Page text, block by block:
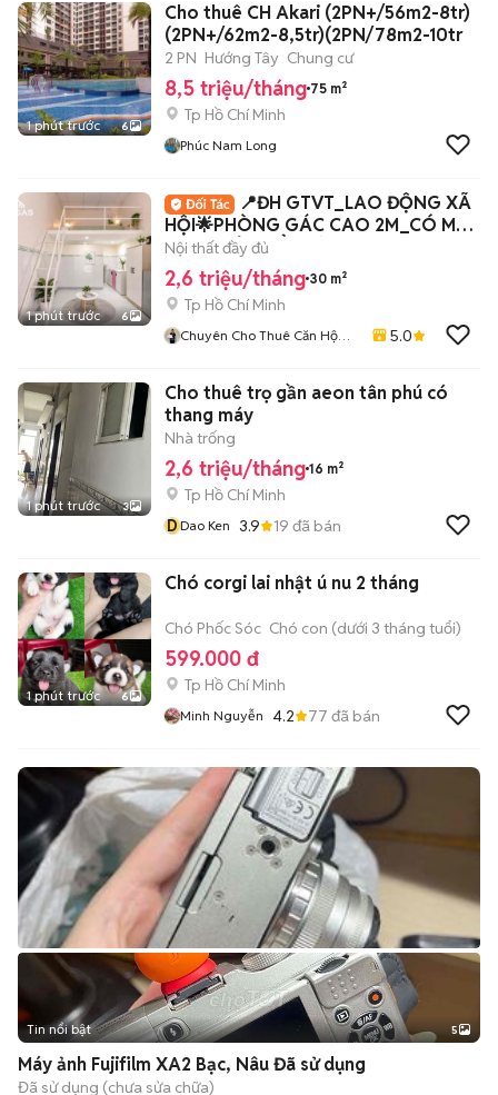
1 phút trước 6
Cho thuê CH Akari (2PN+/56m2-8tr)
(2PN+/62m2-8,5tr)(2PN/78m2-10tr
2 PN Hướng Tây Chung cư
8,5 triệu/tháng 75 m²
Tp Hồ Chí Minh
Phúc Nam Long
1 phút trước 6
📍ĐH GTVT_LAO ĐỘNG XÃ
HỘI🌟PHÒNG GÁC CAO 2M_CÓ MÁY
LẠNH_CỬA SỔ TRỜI
Nội thất đầy đủ
2,6 triệu/tháng 30 m²
Tp Hồ Chí Minh
Chuyên Cho Thuê Căn Hộ
5.0
1 phút trước 3
Cho thuê trọ gần aeon tân phú có
thang máy
Nhà trống
2,6 triệu/tháng 16 m²
Tp Hồ Chí Minh
DDao Ken 3.9 19 đã bán
1 phút trước 6
Chó corgi lai nhật ú nu 2 tháng
Chó Phốc Sóc Chó con (dưới 3 tháng tuổi)
599.000 đ
Tp Hồ Chí Minh
Minh Nguyễn 4.2 77 đã bán
Tin nổi bật 5
Máy ảnh Fujifilm XA2 Bạc, Nâu Đã sử dụng
Đã sử dụng (chưa sửa chữa)